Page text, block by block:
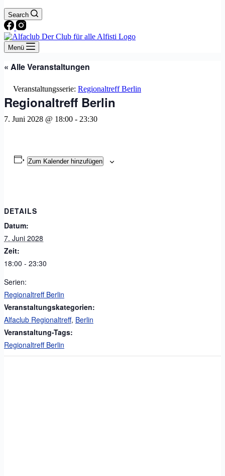
Search
Menü
« Alle Veranstaltungen
Veranstaltungsserie: Regionaltreff Berlin
Regionaltreff Berlin
7. Juni 2028 @ 18:00 - 23:30
Zum Kalender hinzufügen
DETAILS
Datum:
7. Juni 2028
Zeit:
18:00 - 23:30
Serien:
Regionaltreff Berlin
Veranstaltungskategorien:
Alfaclub Regionaltreff, Berlin
Veranstaltung-Tags:
Regionaltreff Berlin